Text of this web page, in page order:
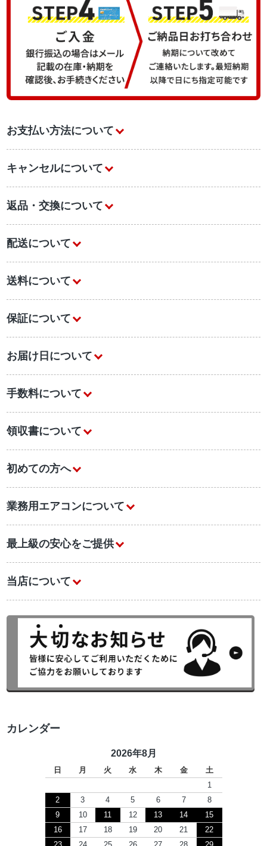
お支払い方法について
キャンセルについて
返品・交換について
配送について
送料について
保証について
お届け日について
手数料について
領収書について
初めての方へ
業務用エアコンについて
最上級の安心をご提供
当店について
カレンダー
2026年8月
日 月 火 水 木 金
土
1
2
3 4 5 6 7
8
9
10 11 12 13 14
15
16
17 18 19 20 21
22